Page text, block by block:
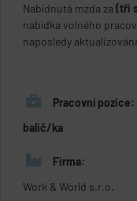
Nabídnutá mzda za (tři
nabídka volného
naposledy
Pracovní pozice:
balič/ka
Firma:
Work & World s.r.o.